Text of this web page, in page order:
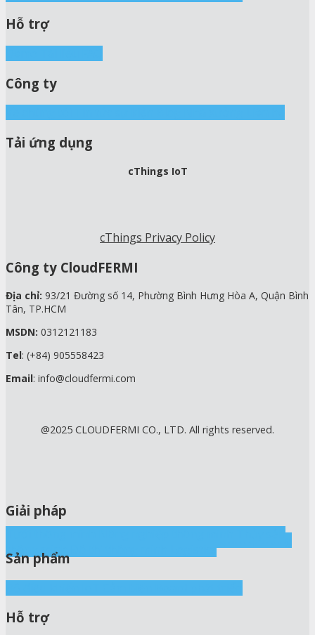
Hỗ trợ
Công ty
Tải ứng dụng
cThings IoT
cThings Privacy Policy
Công ty CloudFERMI
Địa chỉ: 93/21 Đường số 14, Phường Bình Hưng Hòa A, Quận Bình
Tân, TP.HCM
MSDN: 0312121183
Tel: (+84) 905558423
Email: info@cloudfermi.com
@2025 CLOUDFERMI CO., LTD. All rights reserved.
Giải pháp
thông minh
Sản phẩm
Hỗ trợ